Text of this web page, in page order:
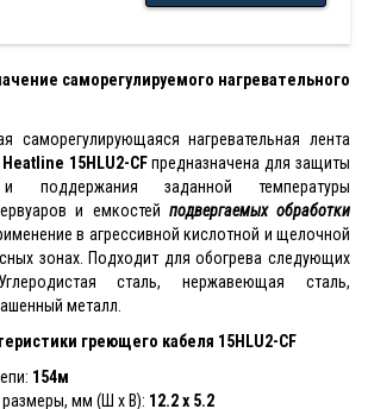
саморегулируемого нагревательного
саморегулирующаяся нагревательная лента
Heatline 15HLU2-CFпредназначена для защиты
поддержания заданной температуры
и емкостей подвергаемых обработки
в агрессивной кислотной и щелочной
зонах. Подходит для обогрева следующих
сталь, нержавеющая сталь,
металл.
греющего кабеля 15HLU2-CF
154м
мм (Ш x В): 12.2 x 5.2